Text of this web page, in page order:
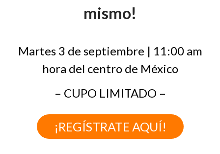
mismo!
Martes 3 de septiembre | 11:00 am
hora del centro de México
– CUPO LIMITADO –
¡REGÍSTRATE AQUÍ!